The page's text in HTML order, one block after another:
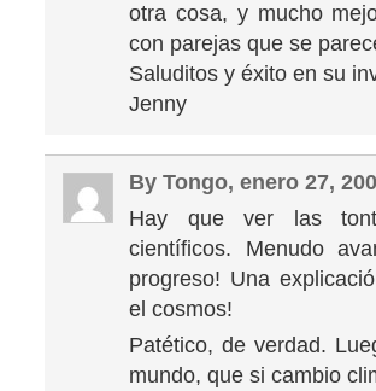
otra cosa, y mucho
con parejas que se
Saluditos y éxito en su
Jenny
By Tongo, enero 27,
Hay que ver las
científicos. Menudo
progreso! Una
el cosmos!
Patético, de verdad.
mundo, que si cambio